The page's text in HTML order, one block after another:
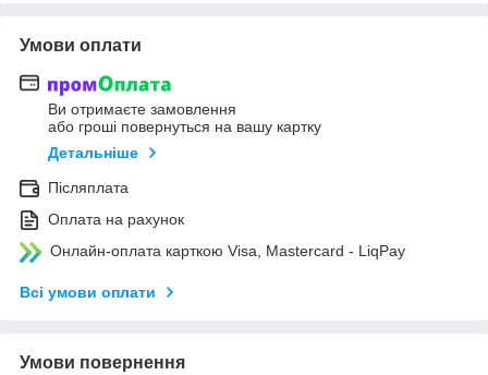
Умови оплати
Ви отримаєте замовлення
або гроші повернуться на вашу картку
Детальніше
Післяплата
Оплата на рахунок
Онлайн-оплата карткою Visa, Mastercard - LiqPay
Всі умови оплати
Умови повернення